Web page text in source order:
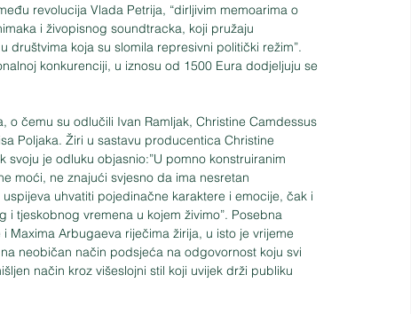
revolucija Vlada Petrija, “dirljivim memoarima o
i živopisnog soundtracka, koji pružaju
koja su slomila represivni politički režim”.
konkurenciji, u iznosu od 1500 Eura dodjeljuju se
čemu su odlučili Ivan Ramljak, Christine Camdessus
Poljaka. Žiri u sastavu producentica Christine
je odluku objasnio:”U pomno konstruiranim
moći, ne znajući svjesno da ima nesretan
uhvatiti pojedinačne karaktere i emocije, čak i
i tjeskobnog vremena u kojem živimo”. Posebna
Maxima Arbugaeva riječima žirija, u isto je vrijeme
neobičan način podsjeća na odgovornost koju svi
način kroz višeslojni stil koji uvijek drži publiku